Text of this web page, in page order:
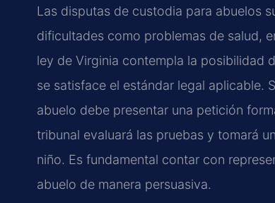
Las disputas de custodia para abuelos
dificultades como problemas de salud,
ley de Virginia contempla la posibilidad
se satisface el estándar legal aplicable.
abuelo debe presentar una petición
tribunal evaluará las pruebas y tomará
niño. Es fundamental contar con
abuelo de manera persuasiva.